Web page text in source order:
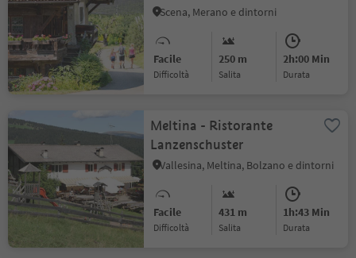
Wiesenweg
Scena, Merano e dintorni
Facile
Difficoltà
250 m
Salita
2h:00 Min
durata
Meltina - Ristorante
Lanzenschuster
Vallesina, Meltina, Bolzano e dintorni
Facile
Difficoltà
431 m
Salita
1h:43 Min
durata